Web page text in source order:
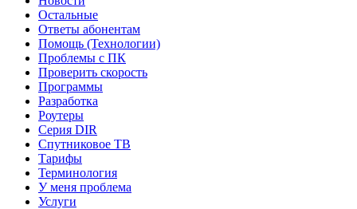
Остальные
Ответы абонентам
Помощь (Технологии)
Проблемы с ПК
Проверить скорость
Программы
Разработка
Роутеры
Серия DIR
Спутниковое ТВ
Тарифы
Терминология
У меня проблема
Услуги